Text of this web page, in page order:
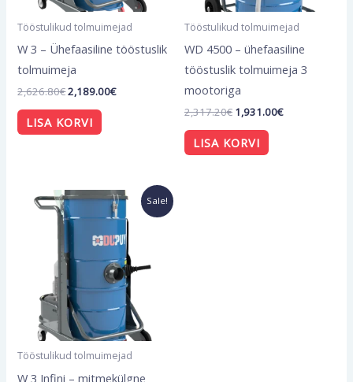
Tööstulikud tolmuimejad
W 3 – Ühefaasiline tööstuslik
tolmuimeja
2,626.80€2,189.00€
LISA KORVI
Tööstulikud tolmuimejad
WD 4500 – ühefaasiline
tööstuslik tolmuimeja 3
mootoriga
2,317.20€ 1,931.00€
LISA KORVI
Sale!
Tööstulikud tolmuimejad
W 3 Infini – mitmekülgne
Algne
hind
oli:
4,606.80€.
Current
price
is:
3,839.00€.